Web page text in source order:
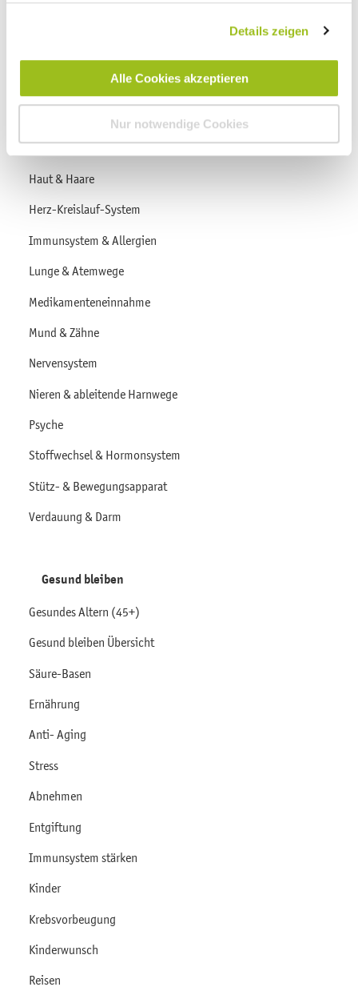
Details zeigen
Alle Cookies akzeptieren
Nur notwendige Cookies
Geschlechtsorgane und Sexualität
Hals, Nase & Ohren
Haut & Haare
Herz-Kreislauf-System
Immunsystem & Allergien
Lunge & Atemwege
Medikamenteneinnahme
Mund & Zähne
Nervensystem
Nieren & ableitende Harnwege
Psyche
Stoffwechsel & Hormonsystem
Stütz- & Bewegungsapparat
Verdauung & Darm
Gesund bleiben
Gesundes Altern (45+)
Gesund bleiben Übersicht
Säure-Basen
Ernährung
Anti- Aging
Stress
Abnehmen
Entgiftung
Immunsystem stärken
Kinder
Krebsvorbeugung
Kinderwunsch
Reisen